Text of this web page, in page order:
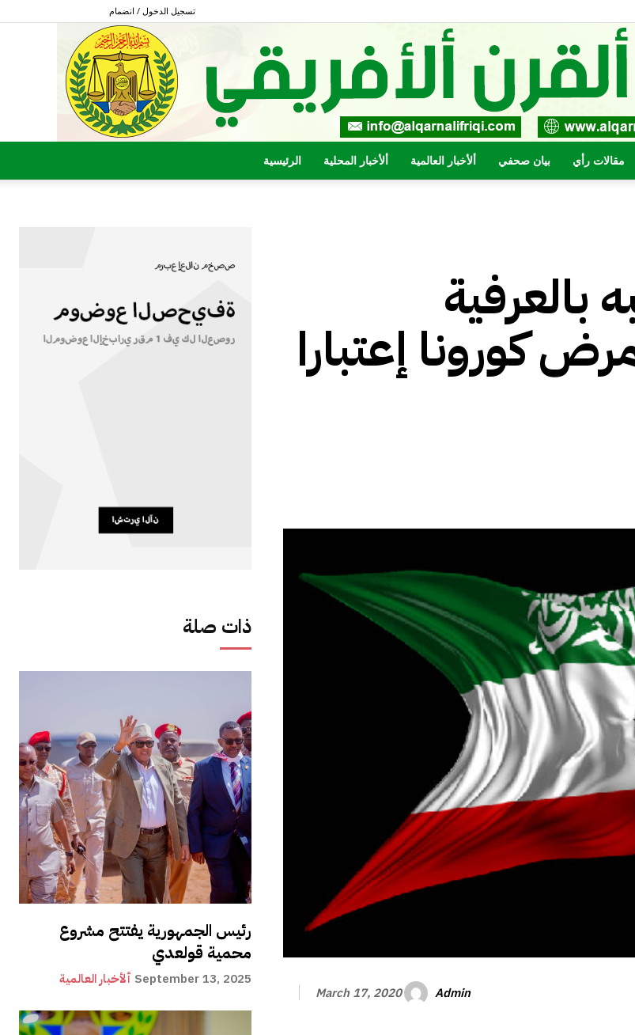
تسجيل الدخول / انضمام
القرن
الرئيسية ألأخبار المحلية ألأخبار العالمية بيان صحفي مقالات رأي
ذات صلة
رئيس الجمهورية يفتتح مشروع
محمية قولعدي
ألأخبار العالمية September 13, 2025
بالعرفية
كورونا إعتبارا
March 17, 2020 Admin